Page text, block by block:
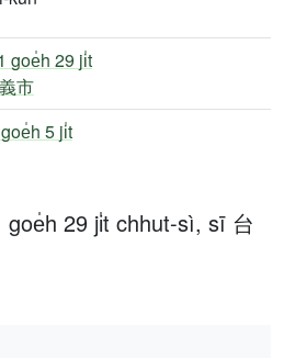
29 ji̍t chhut-sì, sī 台
goe̍h 29 ji̍t
市
5 ji̍t